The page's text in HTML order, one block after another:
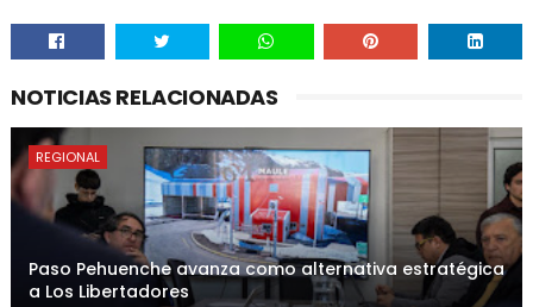
NOTICIAS RELACIONADAS
REGIONAL
Paso Pehuenche avanza como alternativa estratégica
a Los Libertadores